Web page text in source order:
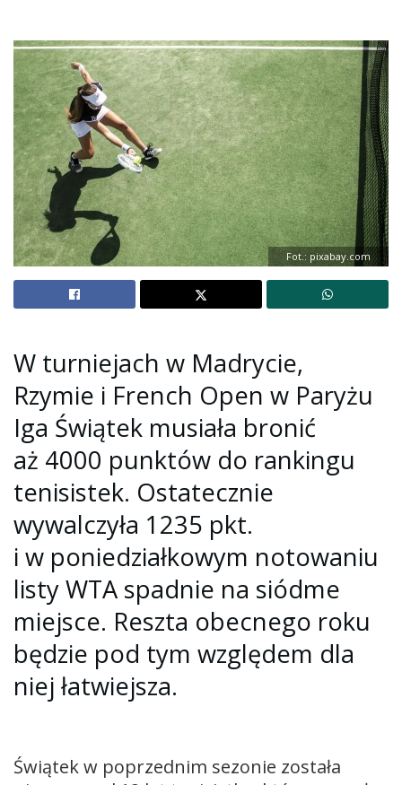
Fot.: pixabay.com
W turniejach w Madrycie,
Rzymie i French Open w Paryżu
Iga Świątek musiała bronić
aż 4000 punktów do rankingu
tenisistek. Ostatecznie
wywalczyła 1235 pkt.
i w poniedziałkowym notowaniu
listy WTA spadnie na siódme
miejsce. Reszta obecnego roku
będzie pod tym względem dla
niej łatwiejsza.
Świątek w poprzednim sezonie została